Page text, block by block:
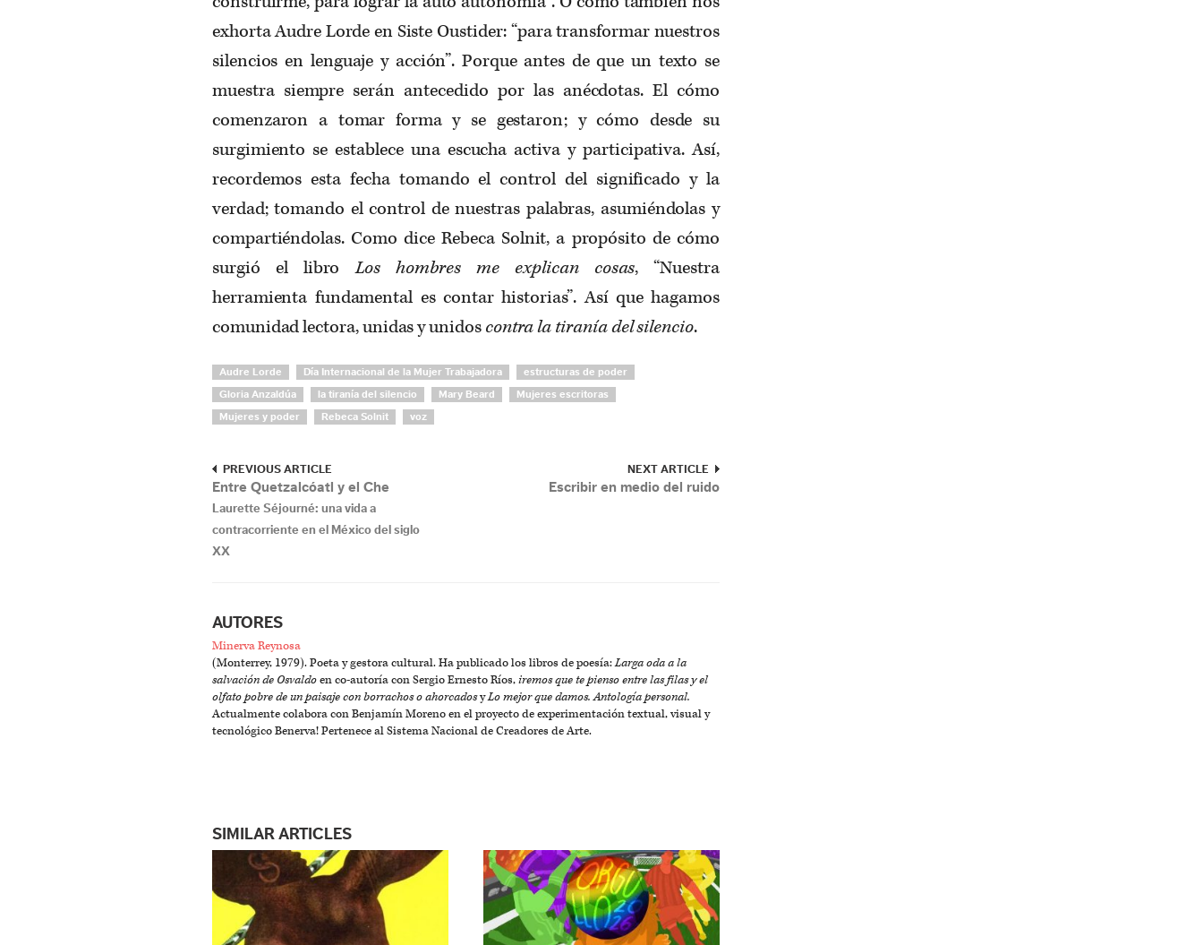
exhorta Audre Lorde en Siste Oustider: “para transformar nuestros
silencios en lenguaje y acción”. Porque antes de que un texto se
muestra siempre serán antecedido por las anécdotas. El cómo
comenzaron a tomar forma y se gestaron; y cómo desde su
surgimiento se establece una escucha activa y participativa. Así,
recordemos esta fecha tomando el control del significado y la
verdad; tomando el control de nuestras palabras, asumiéndolas y
compartiéndolas. Como dice Rebeca Solnit, a propósito de cómo
surgió el libroLos hombres me explican cosas, “Nuestra
herramienta fundamental es contar historias”. Así que hagamos
comunidad lectora, unidas y unidoscontra la tiranía del silencio.
Audre Lorde Día Internacional de la Mujer Trabajadora estructuras de poder
Gloria Anzaldúa la tiranía del silencio Mary Beard Mujeres escritoras
Mujeres y poder Rebeca Solnit voz
PREVIOUS ARTICLE
Entre Quetzalcóatl y el Che
Laurette Séjourné: una vida a
contracorriente en el México del siglo
XX
NEXT ARTICLE
Escribir en medio del ruido
AUTORES
Minerva Reynosa
(Monterrey, 1979). Poeta y gestora cultural. Ha publicado los libros de poesía:Larga oda a la
salvación de Osvaldoen co-autoría con Sergio Ernesto Ríos,iremos que te pienso entre las filas y el
olfato pobre de un paisaje con borrachos o ahorcadosyLo mejor que damos. Antología personal.
Actualmente colabora con Benjamín Moreno en el proyecto de experimentación textual, visual y
tecnológico Benerva! Pertenece al Sistema Nacional de Creadores de Arte.
SIMILAR ARTICLES